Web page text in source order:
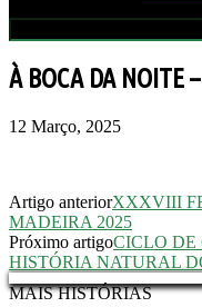
À BOCA DA NOITE
12 Março, 2025
Artigo anteriorXXXVIII
MADEIRA 2025
Próximo artigoCICLO DE
HISTÓRIA NATURAL
MAIS HISTÓRIAS